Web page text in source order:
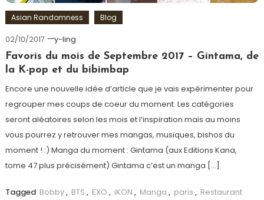
Asian Randomness Blog
02/10/2017
y-ling
Favoris du mois de Septembre 2017 – Gintama, de
la K-pop et du bibimbap
Encore une nouvelle idée d’article que je vais expérimenter pour
regrouper mes coups de coeur du moment. Les catégories
seront aléatoires selon les mois et l’inspiration mais au moins
vous pourrez y retrouver mes mangas, musiques, bishos du
moment ! :) Manga du moment : Gintama (aux Editions Kana,
tome 47 plus précisément) Gintama c’est un manga […]
Tagged Bobby, BTS , EXO , iKON , Manga , paris , Restaurant